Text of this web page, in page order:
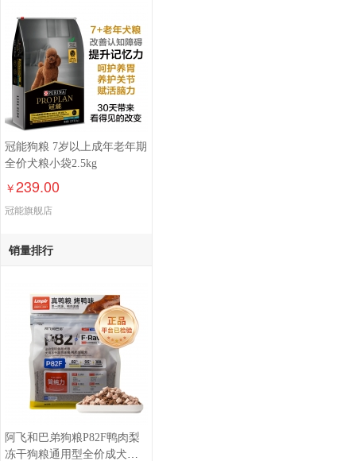
冠能狗粮 7岁以上成年老年期
全价犬粮小袋2.5kg
￥239.00
冠能旗舰店
销量排行
阿飞和巴弟狗粮P82F鸭肉梨
冻干狗粮通用型全价成犬老